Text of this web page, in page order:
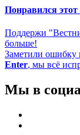
Понравился этот
Поддержи
больше!
Заметили ошибку
Enter, мы всё
Мы в